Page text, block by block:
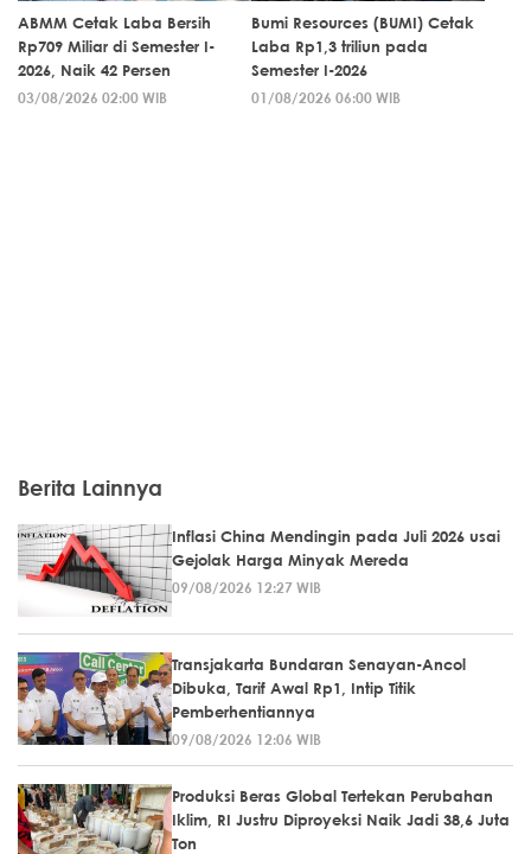
ABMM Cetak Laba Bersih
Rp709 Miliar di Semester I-
2026, Naik 42 Persen
03/08/2026 02:00 WIB
Bumi Resources (BUMI) Cetak
Laba Rp1,3 triliun pada
Semester I-2026
01/08/2026 06:00 WIB
Berita Lainnya
Inflasi China Mendingin pada Juli 2026 usai
Gejolak Harga Minyak Mereda
09/08/2026 12:27 WIB
Transjakarta Bundaran Senayan-Ancol
Dibuka, Tarif Awal Rp1, Intip Titik
Pemberhentiannya
09/08/2026 12:06 WIB
Produksi Beras Global Tertekan Perubahan
Iklim, RI Justru Diproyeksi Naik Jadi 38,6 Juta
Ton